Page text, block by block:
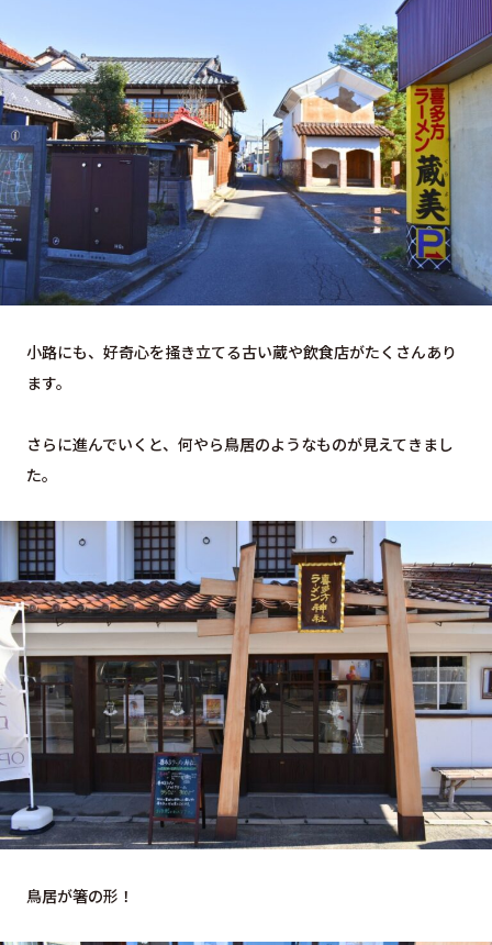
小路にも、好奇心を掻き立てる古い蔵や飲食店がたくさんあり
ます。
さらに進んでいくと、何やら鳥居のようなものが見えてきまし
た。
鳥居が箸の形！